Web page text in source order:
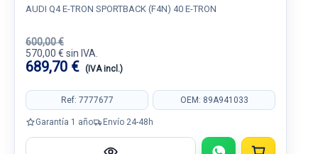
AUDI Q4 E-TRON SPORTBACK (F4N) 40 E-TRON
600,00 €
570,00 € sin IVA.
689,70 € (IVA incl.)
Ref: 7777677 OEM: 89A941033
Garantía 1 año Envío 24-48h